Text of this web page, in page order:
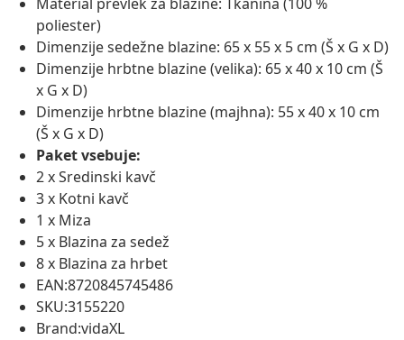
poliester)
Dimenzije sedežne blazine: 65 x 55 x 5 cm (Š x G x D)
Dimenzije hrbtne blazine (velika): 65 x 40 x 10 cm (Š
x G x D)
Dimenzije hrbtne blazine (majhna): 55 x 40 x 10 cm
(Š x G x D)
Paket vsebuje:
2 x Sredinski kavč
3 x Kotni kavč
1 x Miza
5 x Blazina za sedež
8 x Blazina za hrbet
EAN:8720845745486
SKU:3155220
Brand:vidaXL